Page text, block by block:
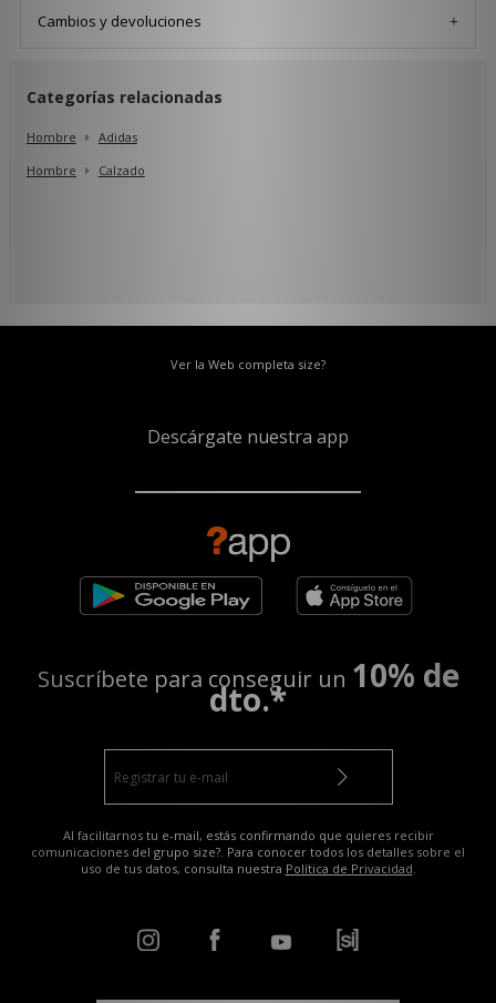
Cambios y devoluciones
Categorías relacionadas
Hombre
Adidas
Hombre
Calzado
Ver la Web completa size?
Descárgate nuestra app
Suscríbete para conseguir un 10% de
dto.*
Al facilitarnos tu e-mail, estás confirmando que quieres recibir
comunicaciones del grupo size?. Para conocer todos los detalles sobre el
uso de tus datos, consulta nuestra Política de Privacidad.